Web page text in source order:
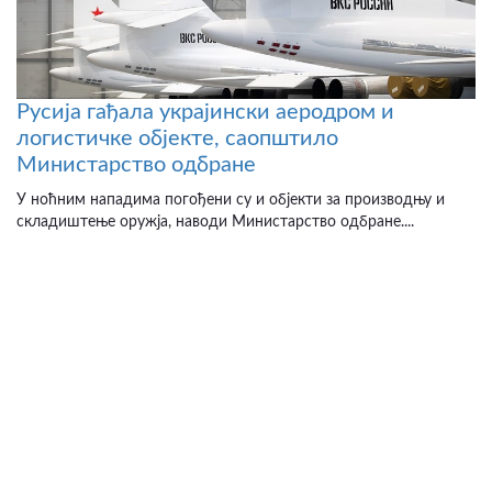
Русија гађала украјински аеродром и
логистичке објекте, саопштило
Министарство одбране
У ноћним нападима погођени су и објекти за производњу и
складиштење оружја, наводи Министарство одбране....